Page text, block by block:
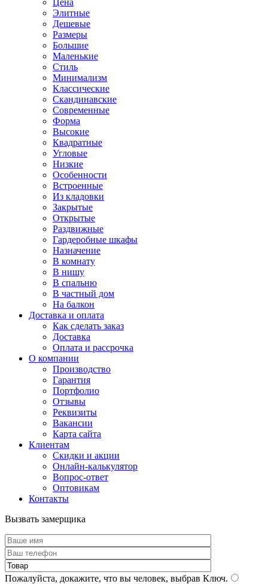
Цена
Элитные
Дешевые
Размеры
Большие
Маленькие
Стиль
Минимализм
Классические
Скандинавские
Современные
Форма
Высокие
Квадратные
Угловые
Низкие
Особенности
Встроенные
Из кладовки
Закрытые
Открытые
Раздвижные
Гардеробные шкафы
Назначение
В комнату
В нишу
В спальню
В частный дом
На балкон
Доставка и оплата
Как сделать заказ
Доставка
Оплата и рассрочка
О компании
Производство
Гарантия
Портфолио
Отзывы
Реквизиты
Вакансии
Карта сайта
Клиентам
Скидки и акции
Онлайн-калькулятор
Вопрос-ответ
Оптовикам
Контакты
Вызвать замерщика
Пожалуйста, докажите, что вы человек, выбрав Ключ.